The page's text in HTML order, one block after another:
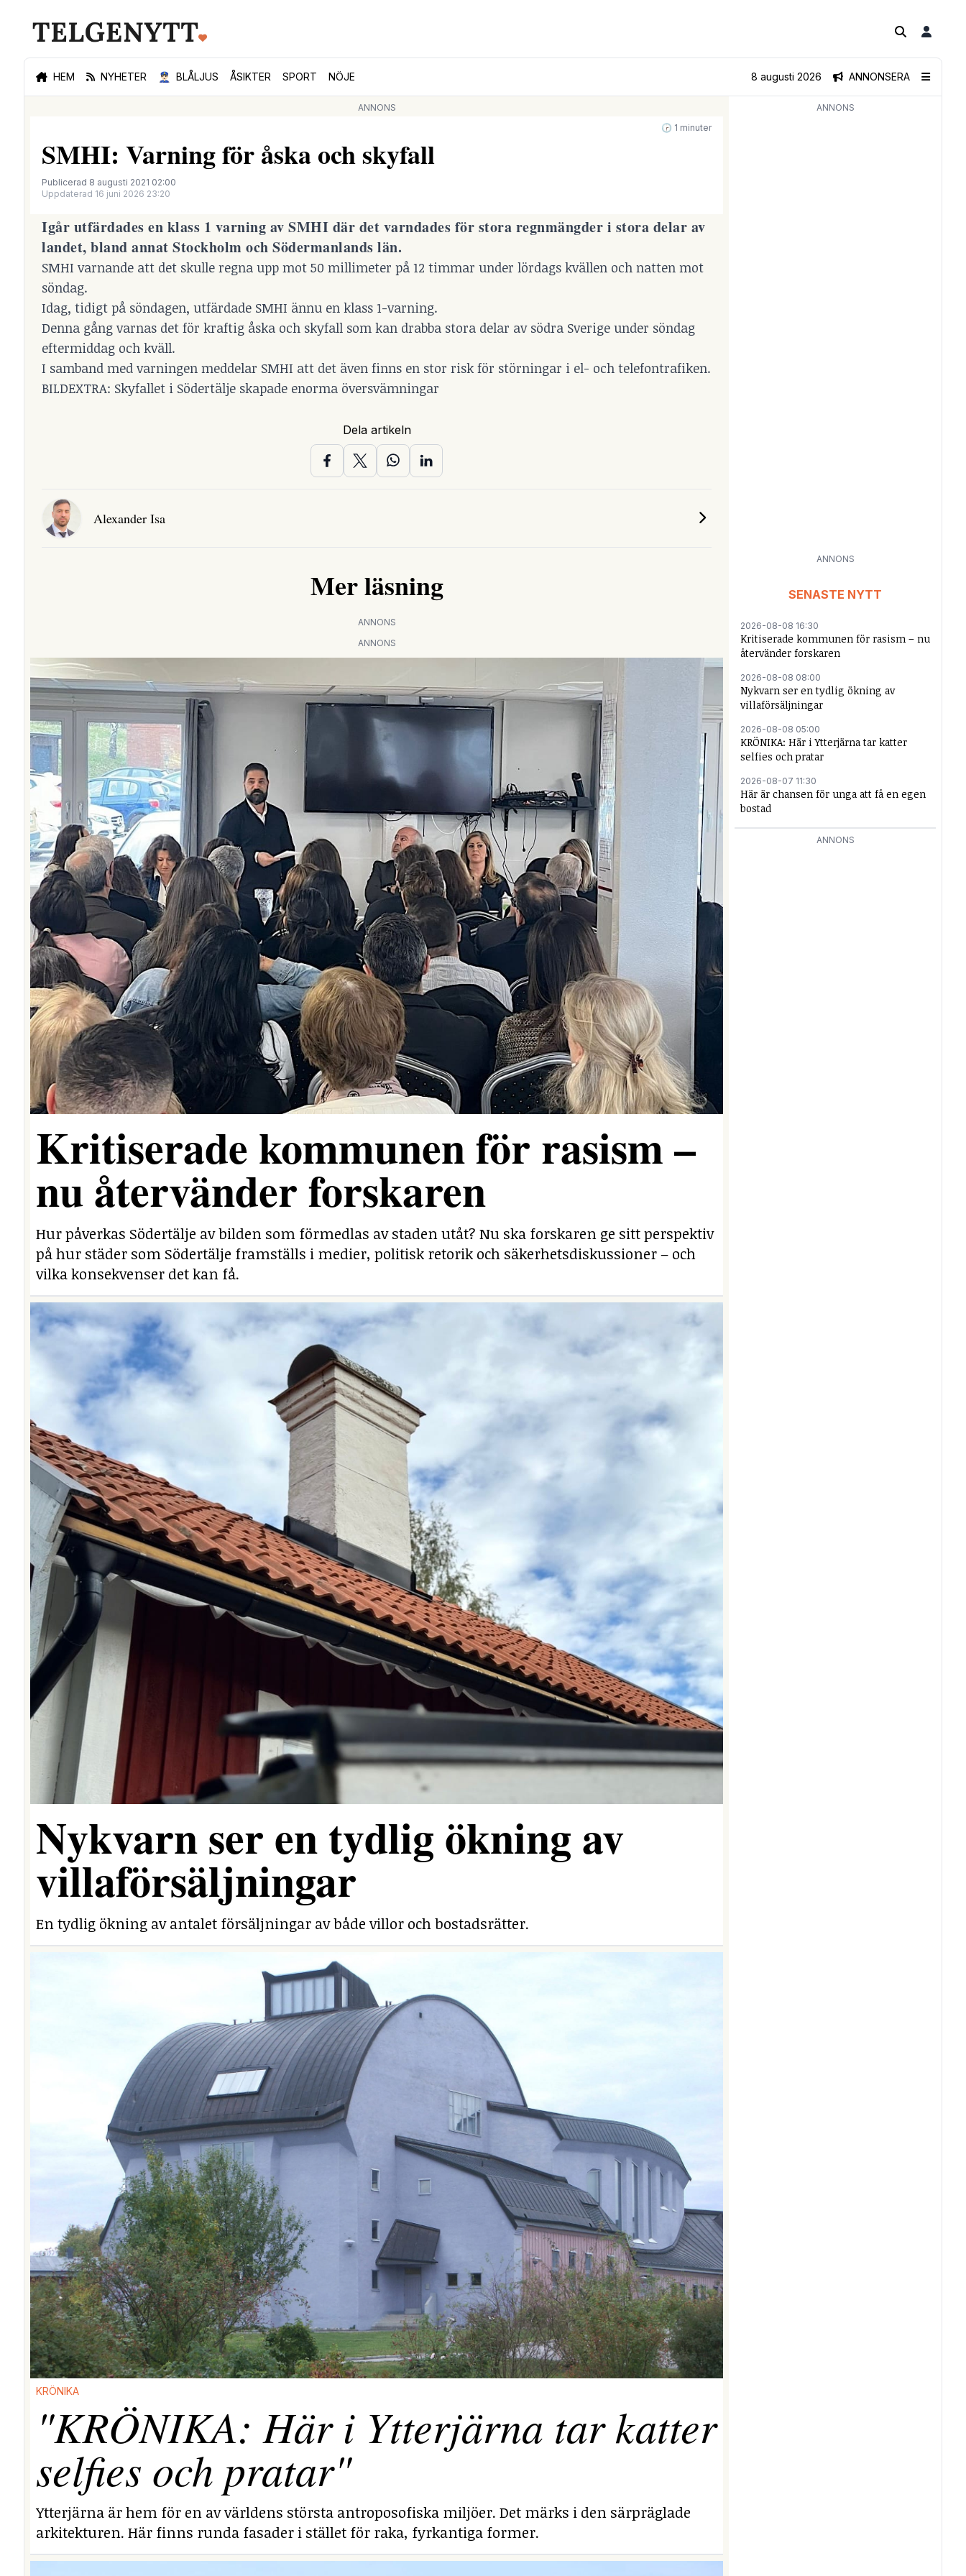
HEM NYHETER 👮🏻‍♂️ BLÅLJUS ÅSIKTER SPORT NÖJE ANNONSERA
8 augusti 2026
ANNONS
🕝 1 minuter
SMHI: Varning för åska och skyfall
Publicerad 8 augusti 2021 02:00
Uppdaterad 16 juni 2026 23:20
Igår utfärdades en klass 1 varning av SMHI där det varndades för stora regnmängder i stora delar av
landet, bland annat Stockholm och Södermanlands län.
SMHI varnande att det skulle regna upp mot 50 millimeter på 12 timmar under lördags kvällen och natten mot
söndag.
Idag, tidigt på söndagen, utfärdade SMHI ännu en klass 1-varning.
Denna gång varnas det för kraftig åska och skyfall som kan drabba stora delar av södra Sverige under söndag
eftermiddag och kväll.
I samband med varningen meddelar SMHI att det även finns en stor risk för störningar i el- och telefontrafiken.
BILDEXTRA: Skyfallet i Södertälje skapade enorma översvämningar
Dela artikeln
Alexander Isa
Mer läsning
ANNONS
ANNONS
Kritiserade kommunen för rasism –
nu återvänder forskaren
Hur påverkas Södertälje av bilden som förmedlas av staden utåt? Nu ska forskaren ge sitt perspektiv
på hur städer som Södertälje framställs i medier, politisk retorik och säkerhetsdiskussioner – och
vilka konsekvenser det kan få.
Nykvarn ser en tydlig ökning av
villaförsäljningar
En tydlig ökning av antalet försäljningar av både villor och bostadsrätter.
KRÖNIKA
"KRÖNIKA: Här i Ytterjärna tar katter
selfies och pratar"
Ytterjärna är hem för en av världens största antroposofiska miljöer. Det märks i den särpräglade
arkitekturen. Här finns runda fasader i stället för raka, fyrkantiga former.
ANNONS
ANNONS
SENASTE NYTT
2026-08-08 16:30
Kritiserade kommunen för rasism – nu
återvänder forskaren
2026-08-08 08:00
Nykvarn ser en tydlig ökning av
villaförsäljningar
2026-08-08 05:00
KRÖNIKA: Här i Ytterjärna tar katter
selfies och pratar
2026-08-07 11:30
Här är chansen för unga att få en egen
bostad
ANNONS